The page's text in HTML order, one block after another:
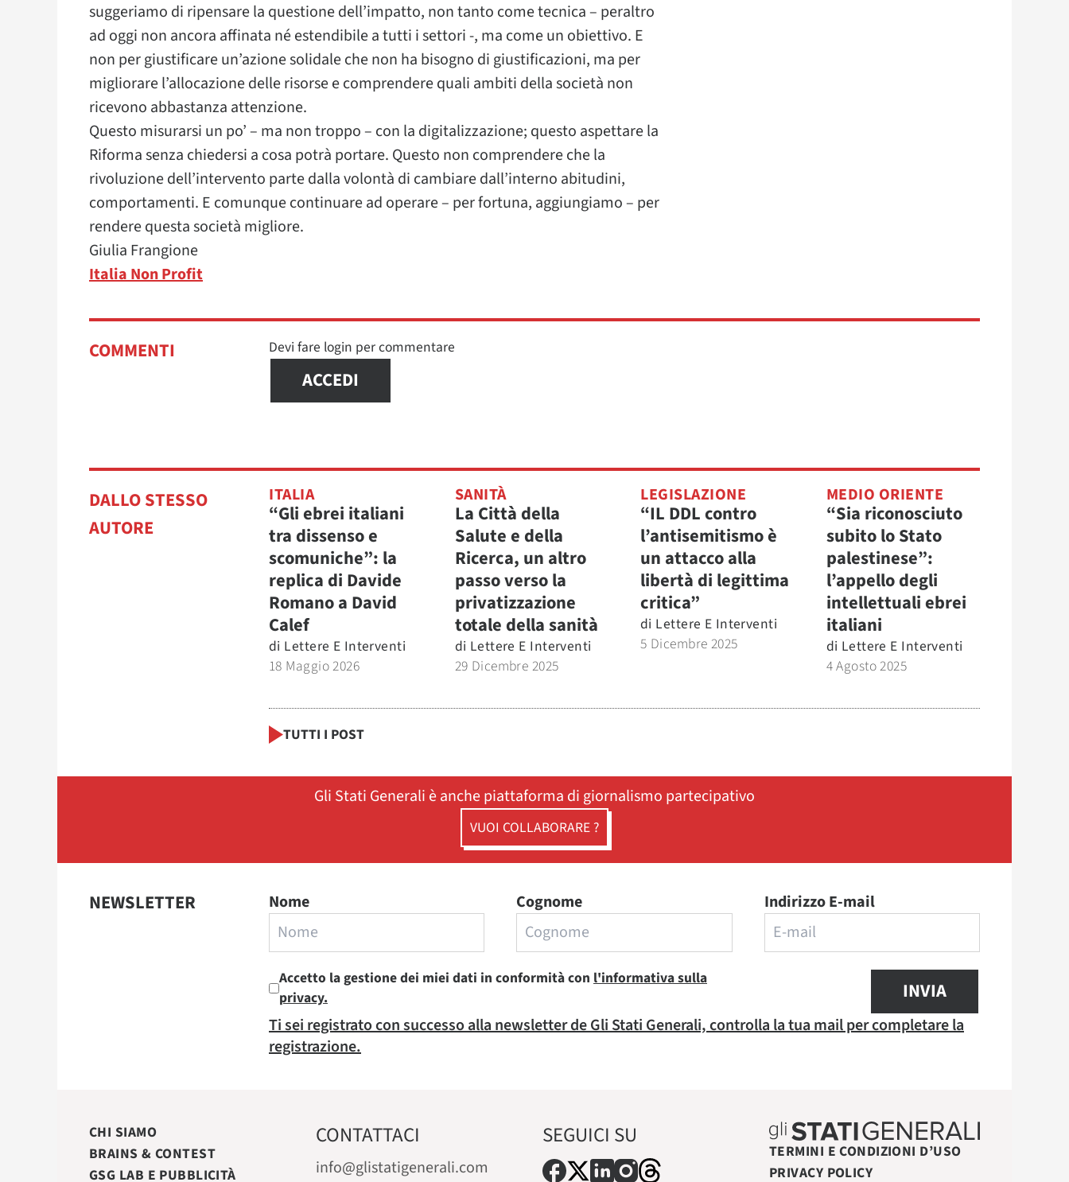
suggeriamo di ripensare la questione dell’impatto, non tanto come tecnica – peraltro
ad oggi non ancora affinata né estendibile a tutti i settori -, ma come un obiettivo. E
non per giustificare un’azione solidale che non ha bisogno di giustificazioni, ma per
migliorare l’allocazione delle risorse e comprendere quali ambiti della società non
ricevono abbastanza attenzione.
Questo misurarsi un po’ – ma non troppo – con la digitalizzazione; questo aspettare la
Riforma senza chiedersi a cosa potrà portare. Questo non comprendere che la
rivoluzione dell’intervento parte dalla volontà di cambiare dall’interno abitudini,
comportamenti. E comunque continuare ad operare – per fortuna, aggiungiamo – per
rendere questa società migliore.
Giulia Frangione
Italia Non Profit
COMMENTI Devi fare login per commentare
ACCEDI
DALLO STESSO
AUTORE
ITALIA
“Gli ebrei italiani
tra dissenso e
scomuniche”: la
replica di Davide
Romano a David
Calef
di Lettere E Interventi
18 Maggio 2026
SANITÀ
La Città della
Salute e della
Ricerca, un altro
passo verso la
privatizzazione
totale della sanità
di Lettere E Interventi
29 Dicembre 2025
LEGISLAZIONE
“IL DDL contro
l’antisemitismo è
un attacco alla
libertà di legittima
critica”
di Lettere E Interventi
5 Dicembre 2025
MEDIO ORIENTE
“Sia riconosciuto
subito lo Stato
palestinese”:
l’appello degli
intellettuali ebrei
italiani
di Lettere E Interventi
4 Agosto 2025
TUTTI I POST
Gli Stati Generali è anche piattaforma di giornalismo partecipativo
VUOI COLLABORARE ?
NEWSLETTER Nome Cognome Indirizzo E-mail
Accetto la gestione dei miei dati in conformità con l'informativa sulla
privacy.
INVIA
Ti sei registrato con successo alla newsletter de Gli Stati Generali, controlla la tua mail per completare la
registrazione.
CHI SIAMO
BRAINS & CONTEST
GSG LAB E PUBBLICITÀ
CONTATTACI
info@glistatigenerali.com
SEGUICI SU
TERMINI E CONDIZIONI D’USO
PRIVACY POLICY